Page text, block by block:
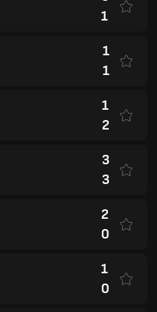
1
1
1
1
2
3
3
2
0
1
0